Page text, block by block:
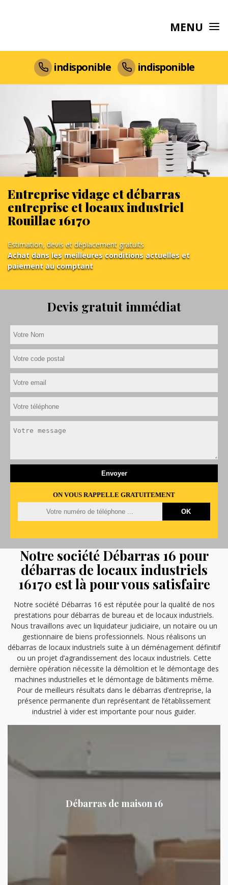
MENU
indisponible indisponible
Entreprise vidage et débarras
entreprise et locaux industriel
Rouillac 16170
Estimation, devis et déplacement gratuits
Achat dans les meilleures conditions actuelles et
paiement au comptant
Devis gratuit immédiat
ON VOUS RAPPELLE GRATUITEMENT
Notre société Débarras 16 pour
débarras de locaux industriels
16170 est là pour vous satisfaire
Notre société Débarras 16 est réputée pour la qualité de nos
prestations pour débarras de bureau et de locaux industriels.
Nous travaillons avec un liquidateur judiciaire, un notaire ou un
gestionnaire de biens professionnels. Nous réalisons un
débarras de locaux industriels suite à un déménagement définitif
ou un projet d’agrandissement des locaux industriels. Cette
dernière opération nécessite la démolition et le démontage des
machines industrielles et le démontage de bâtiments même.
Pour de meilleurs résultats dans le débarras d’entreprise, la
présence permanente d’un représentant de l’établissement
industriel à vider est importante pour nous guider.
Débarras de maison 16